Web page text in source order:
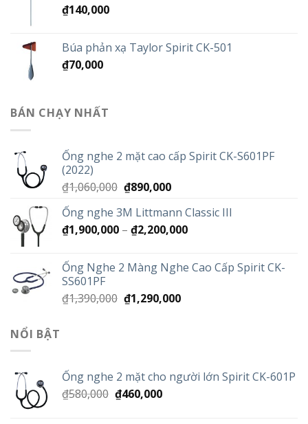
₫140,000
Búa phản xạ Taylor Spirit CK-501
₫70,000
BÁN CHẠY NHẤT
Ống nghe 2 mặt cao cấp Spirit CK-S601PF
(2022)
₫1,060,000 Giá
là:
₫1,060,000.
₫890,000Giá
tại
là:
Ống nghe 3M Littmann Classic III
₫1,900,000 – ₫2,200,000Khoảng
₫1,900,000
Ống Nghe 2 Màng Nghe Cao Cấp Spirit CK-
SS601PF
₫1,390,000 Giá
₫1,290,000Giá
NỔI BẬT
Ống nghe 2 mặt cho người lớn Spirit CK-601P
₫580,000 Giá
₫460,000Giá